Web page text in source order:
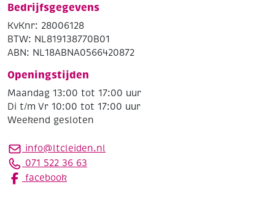
Bedrijfsgegevens
KvKnr: 28006128
BTW: NL819138770B01
ABN: NL18ABNA0566420872
Openingstijden
Maandag 13:00 tot 17:00 uur
Di t/m Vr 10:00 tot 17:00 uur
Weekend gesloten
info@ltcleiden.nl
071 522 36 63
facebook